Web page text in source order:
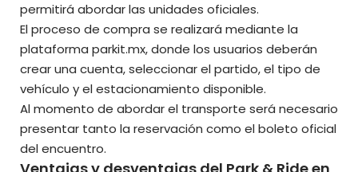
permitirá abordar las unidades oficiales.
El proceso de compra se realizará mediante la
plataforma parkit.mx, donde los usuarios deberán
crear una cuenta, seleccionar el partido, el tipo de
vehículo y el estacionamiento disponible.
Al momento de abordar el transporte será necesario
presentar tanto la reservación como el boleto oficial
del encuentro.